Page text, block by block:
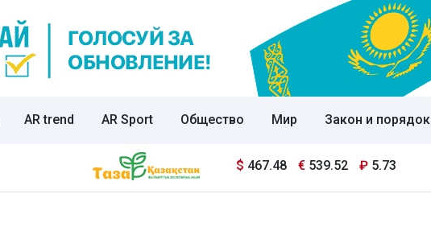
AR trend AR Sport Общество Мир Закон и порядок
$ 467.48 € 539.52 ₽ 5.73